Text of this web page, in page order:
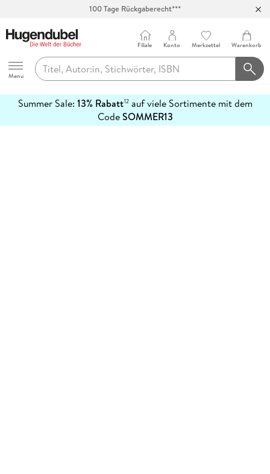
100 Tage Rückgaberecht***
Hugendubel
Menu
Filiale Konto Merkzettel Warenkorb
Summer Sale: 13% Rabatt12auf viele Sortimente mit dem
CodeSOMMER13
erfahren